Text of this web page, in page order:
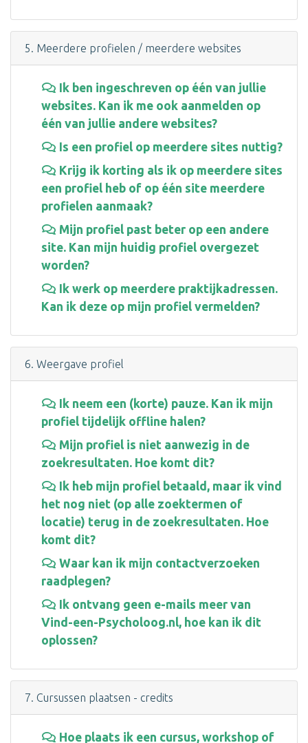
5. Meerdere profielen / meerdere websites
Ik ben ingeschreven op één van jullie
websites. Kan ik me ook aanmelden op
één van jullie andere websites?
Is een profiel op meerdere sites nuttig?
Krijg ik korting als ik op meerdere sites
een profiel heb of op één site meerdere
profielen aanmaak?
Mijn profiel past beter op een andere
site. Kan mijn huidig profiel overgezet
worden?
Ik werk op meerdere praktijkadressen.
Kan ik deze op mijn profiel vermelden?
6. Weergave profiel
Ik neem een (korte) pauze. Kan ik mijn
profiel tijdelijk offline halen?
Mijn profiel is niet aanwezig in de
zoekresultaten. Hoe komt dit?
Ik heb mijn profiel betaald, maar ik vind
het nog niet (op alle zoektermen of
locatie) terug in de zoekresultaten. Hoe
komt dit?
Waar kan ik mijn contactverzoeken
raadplegen?
Ik ontvang geen e-mails meer van
Vind-een-Psycholoog.nl, hoe kan ik dit
oplossen?
7. Cursussen plaatsen - credits
Hoe plaats ik een cursus, workshop of